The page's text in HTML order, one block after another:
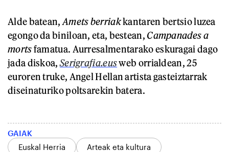
Alde batean, Amets berriakkantaren bertsio luzea
egongo da biniloan, eta, bestean, Campanades a
mortsfamatua. Aurresalmentarako eskuragai dago
jada diskoa,Serigrafia.eusweb orrialdean, 25
euroren truke, Angel Hellan artista gasteiztarrak
diseinaturiko poltsarekin batera.
GAIAK
Euskal Herria
Arteak eta kultura